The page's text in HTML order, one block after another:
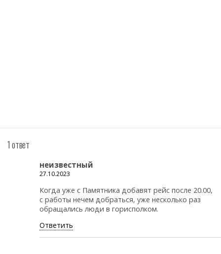
1 ответ
неизвестный
27.10.2023
Когда уже с Памятника добавят рейс после 20.00,
с работы нечем добраться, уже несколько раз
обращались люди в горисполком.
Ответить